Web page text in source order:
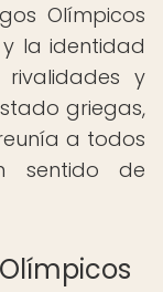
Olímpicos
la identidad
y
griegas,
a todos
sentido de